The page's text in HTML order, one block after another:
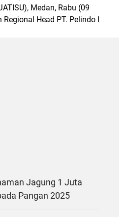
Medan, Rabu (09
Head PT. Pelindo I
Jagung 1 Juta
Pangan 2025